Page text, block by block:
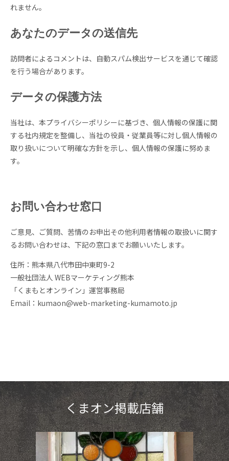
れません。
あなたのデータの送信先
訪問者によるコメントは、自動スパム検出サービスを通じて確認
を行う場合があります。
データの保護方法
当社は、本プライバシーポリシーに基づき、個人情報の保護に関
する社内規定を整備し、当社の役員・従業員等に対し個人情報の
取り扱いについて明確な方針を示し、個人情報の保護に努めま
す。
お問い合わせ窓口
ご意見、ご質問、苦情のお申出その他利用者情報の取扱いに関す
るお問い合わせは、下記の窓口までお願いいたします。
住所：熊本県八代市田中東町9-2
一般社団法人 WEBマーケティング熊本
「くまもとオンライン」運営事務局
Email：kumaon@web-marketing-kumamoto.jp
くまオン掲載店舗